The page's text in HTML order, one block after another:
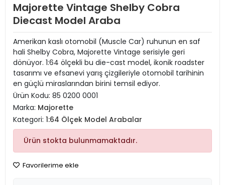
Majorette Vintage Shelby Cobra
Diecast Model Araba
Amerikan kaslı otomobil (Muscle Car) ruhunun en saf
hali Shelby Cobra, Majorette Vintage serisiyle geri
dönüyor. 1:64 ölçekli bu die-cast model, ikonik roadster
tasarımı ve efsanevi yarış çizgileriyle otomobil tarihinin
en güçlü miraslarından birini temsil ediyor.
Ürün Kodu: 85 0200 0001
Marka: Majorette
Kategori: 1:64 Ölçek Model Arabalar
Ürün stokta bulunmamaktadır.
Favorilerime ekle